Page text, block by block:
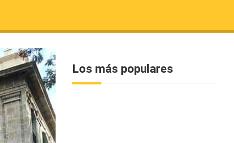
Los más populares